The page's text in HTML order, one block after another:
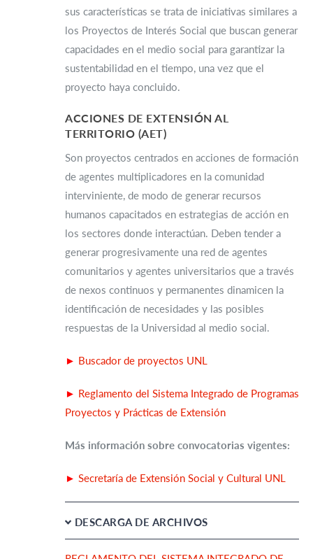
sus características se trata de iniciativas similares a
los Proyectos de Interés Social que buscan generar
capacidades en el medio social para garantizar la
sustentabilidad en el tiempo, una vez que el
proyecto haya concluido.
ACCIONES DE EXTENSIÓN AL
TERRITORIO (AET)
Son proyectos centrados en acciones de formación
de agentes multiplicadores en la comunidad
interviniente, de modo de generar recursos
humanos capacitados en estrategias de acción en
los sectores donde interactúan. Deben tender a
generar progresivamente una red de agentes
comunitarios y agentes universitarios que a través
de nexos continuos y permanentes dinamicen la
identificación de necesidades y las posibles
respuestas de la Universidad al medio social.
► Buscador de proyectos UNL
► Reglamento del Sistema Integrado de Programas
Proyectos y Prácticas de Extensión
Más información sobre convocatorias vigentes:
► Secretaría de Extensión Social y Cultural UNL
DESCARGA DE ARCHIVOS